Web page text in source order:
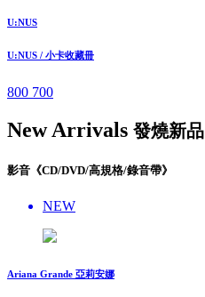
U:NUS
U:NUS / 小卡收藏冊
800 700
New Arrivals 發燒新品
影音《CD/DVD/高規格/錄音帶》
NEW
Ariana Grande 亞莉安娜